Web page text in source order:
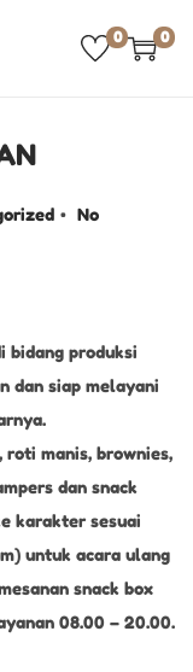
0 0
. No
bidang produksi
dan siap melayani
manis, brownies,
dan snack
karakter sesuai
untuk acara ulang
snack box
08.00 – 20.00.